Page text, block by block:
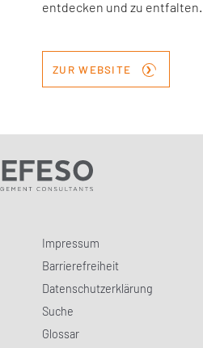
entdecken und zu entfalten.
ZUR WEBSITE ›
Impressum
Barrierefreiheit
Datenschutzerklärung
Suche
Glossar